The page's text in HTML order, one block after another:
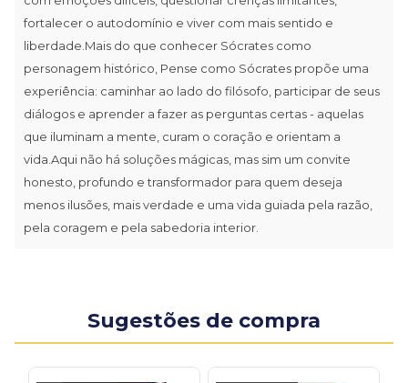
fortalecer o autodomínio e viver com mais sentido e
liberdade.Mais do que conhecer Sócrates como
personagem histórico, Pense como Sócrates propõe uma
experiência: caminhar ao lado do filósofo, participar de seus
diálogos e aprender a fazer as perguntas certas - aquelas
que iluminam a mente, curam o coração e orientam a
vida.Aqui não há soluções mágicas, mas sim um convite
honesto, profundo e transformador para quem deseja
menos ilusões, mais verdade e uma vida guiada pela razão,
pela coragem e pela sabedoria interior.
Sugestões de compra